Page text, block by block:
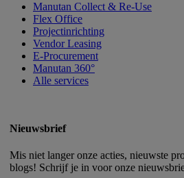
Manutan Collect & Re-Use
Flex Office
Projectinrichting
Vendor Leasing
E-Procurement
Manutan 360°
Alle services
Nieuwsbrief
Mis niet langer onze acties, nieuwste
blogs! Schrijf je in voor onze